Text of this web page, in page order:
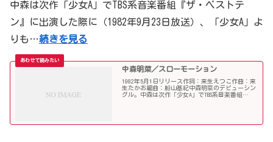
中森は次作「少女A」でTBS系音楽番組『ザ・ベストテ
ン』に出演した際に（1982年9月23日放送）、「少女A」よ
りも…続きを見る
中森明菜／スローモーション
1982年5月1日リリース作詞：来生えつこ作曲：来
生たかお編曲：船山基紀中森明菜のデビューシン
グル。中森は次作「少女A」でTBS系音楽番組